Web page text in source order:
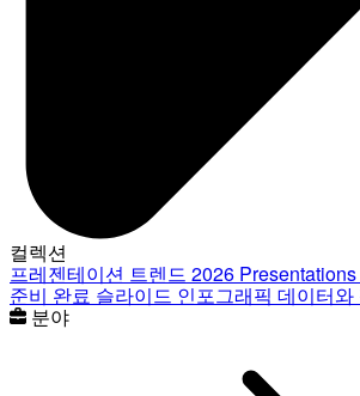
컬렉션
프레젠테이션 트렌드 2026
준비 완료 슬라이드 인포그래픽 데이터와
분야